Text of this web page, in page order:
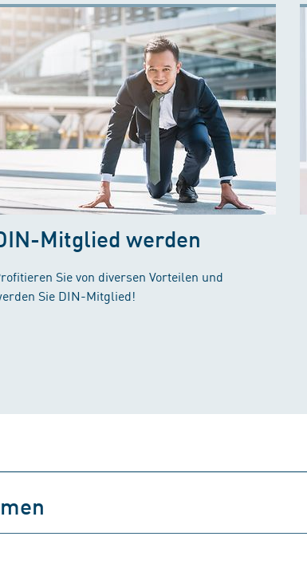
Mitglied werden
Sie von diversen Vorteilen und
Sie DIN-Mitglied!